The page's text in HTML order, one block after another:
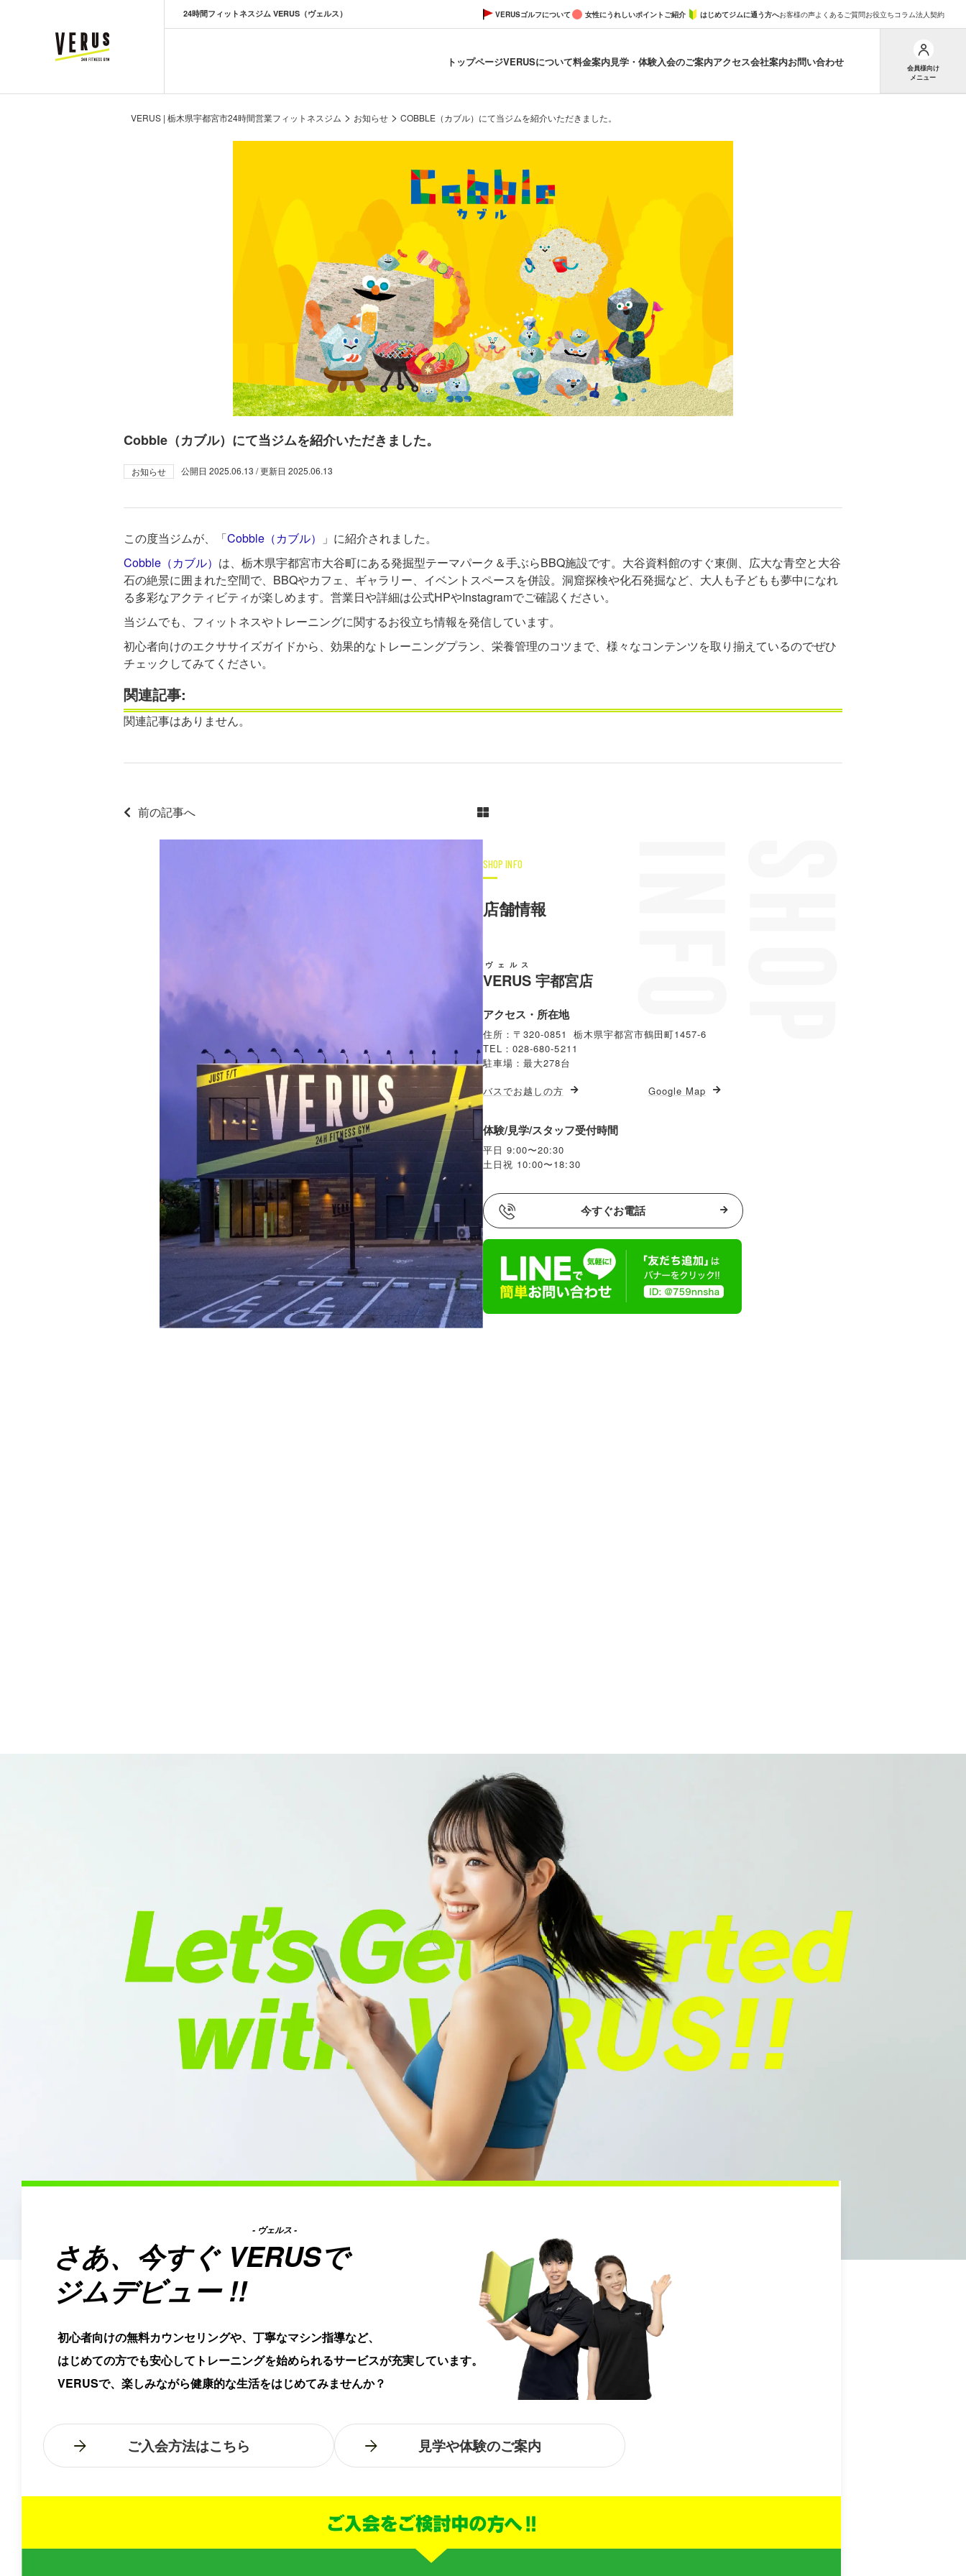
VERUS ヴェルス
24時間フィットネスジム VERUS（ヴェルス） VERUSゴルフについて 女性にうれしいポイントご紹介 はじめてジムに通う方へお客様の声よくあるご質問お役立ちコラム法人契約
トップページVERUSについて料金案内見学・体験入会のご案内アクセス会社案内お問い合わせ
会員様向け
メニュー
VERUS | 栃木県宇都宮市24時間営業フィットネスジム > お知らせ > COBBLE（カブル）にて当ジムを紹介いただきました。
Cobble（カブル）にて当ジムを紹介いただきました。
お知らせ 公開日 2025.06.13 / 更新日 2025.06.13
この度当ジムが、「​Cobble（カブル）
」に紹介されました。
Cobble（カブル） は、栃木県宇都宮市大谷町にある発掘型テーマパーク＆手ぶらBBQ施設です。大谷資料館のすぐ東側、広大な青空と大谷
石の絶景に囲まれた空間で、BBQやカフェ、ギャラリー、イベントスペースを併設。洞窟探検や化石発掘など、大人も子どもも夢中になれ
る多彩なアクティビティが楽しめます。営業日や詳細は公式HPやInstagramでご確認ください。
当ジムでも、フィットネスやトレーニングに関するお役立ち情報を発信しています。
初心者向けのエクササイズガイドから、効果的なトレーニングプラン、栄養管理のコツまで、様々なコンテンツを取り揃えているのでぜひ
チェックしてみてください。
関連記事:
関連記事はありません。
前の記事へ
SHOP INFO
店舗情報
VERUS
ヴェルス
宇都宮店
アクセス・所在地
住所：〒320-0851 栃木県宇都宮市鶴田町1457-6
TEL：028-680-5211
駐車場：最大278台
バスでお越しの方 Google Map
体験/見学/スタッフ受付時間
平日 9:00〜20:30
土日祝 10:00〜18:30
今すぐお電話
さあ、今すぐ VERUS
- ヴェルス -
で
ジムデビュー !!
初心者向けの無料カウンセリングや、丁寧なマシン指導など、
はじめての方でも安心してトレーニングを始められるサービスが充実しています。
VERUSで、楽しみながら健康的な生活をはじめてみませんか？
ご入会方法はこちら 見学や体験のご案内